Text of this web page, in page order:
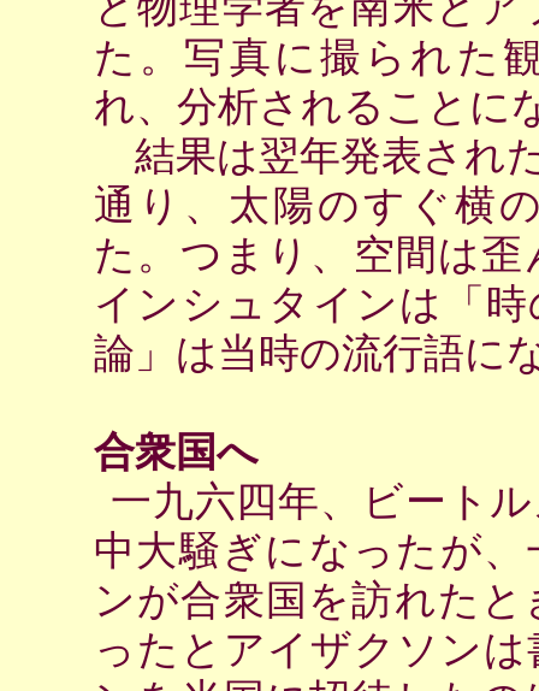
た。写真に撮られた
れ、分析されることに
結果は翌年発表され
通り、太陽のすぐ横
た。つまり、空間は
インシュタインは「
論」は当時の流行語に
合衆国へ
一九六四年、ビート
中大騒ぎになったが
ンが合衆国を訪れた
ったとアイザクソン